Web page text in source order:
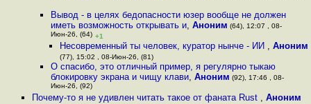
Вывод - в целях бедопасности юзер вообще не должен
иметь возможность открывать и, Аноним (64), 12:07 , 08-
Июн-26, (64) +1
Несовременный ты человек, куратор нынче - ИИ , Аноним
(77), 15:02 , 08-Июн-26, (81)
О спасибо, это отличный пример, я регулярно тыкаю
блокировку экрана и чищу клави, Аноним (92), 17:46 , 08-
Июн-26, (92)
Почему-то я не удивлен читать такое от фаната Rust , Аноним